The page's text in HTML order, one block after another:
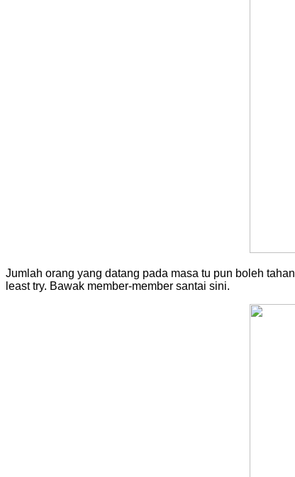
Jumlah orang yang datang pada masa tu pun boleh
least try. Bawak member-member santai sini.